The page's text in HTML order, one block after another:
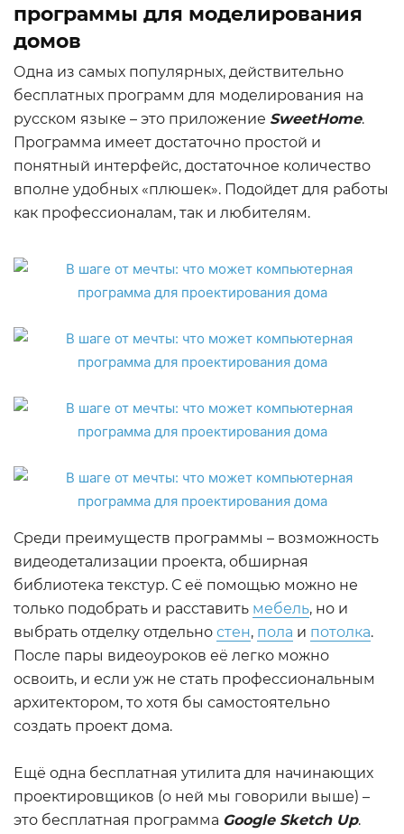
программы для моделирования
домов
Одна из самых популярных, действительно
бесплатных программ для моделирования на
русском языке – это приложение SweetHome.
Программа имеет достаточно простой и
понятный интерфейс, достаточное количество
вполне удобных «плюшек». Подойдет для работы
как профессионалам, так и любителям.
Среди преимуществ программы – возможность
видеодетализации проекта, обширная
библиотека текстур. С её помощью можно не
только подобрать и расставить мебель, но и
выбрать отделку отдельно стен, пола и потолка.
После пары видеоуроков её легко можно
освоить, и если уж не стать профессиональным
архитектором, то хотя бы самостоятельно
создать проект дома.
Ещё одна бесплатная утилита для начинающих
проектировщиков (о ней мы говорили выше) –
это бесплатная программа Google Sketch Up.